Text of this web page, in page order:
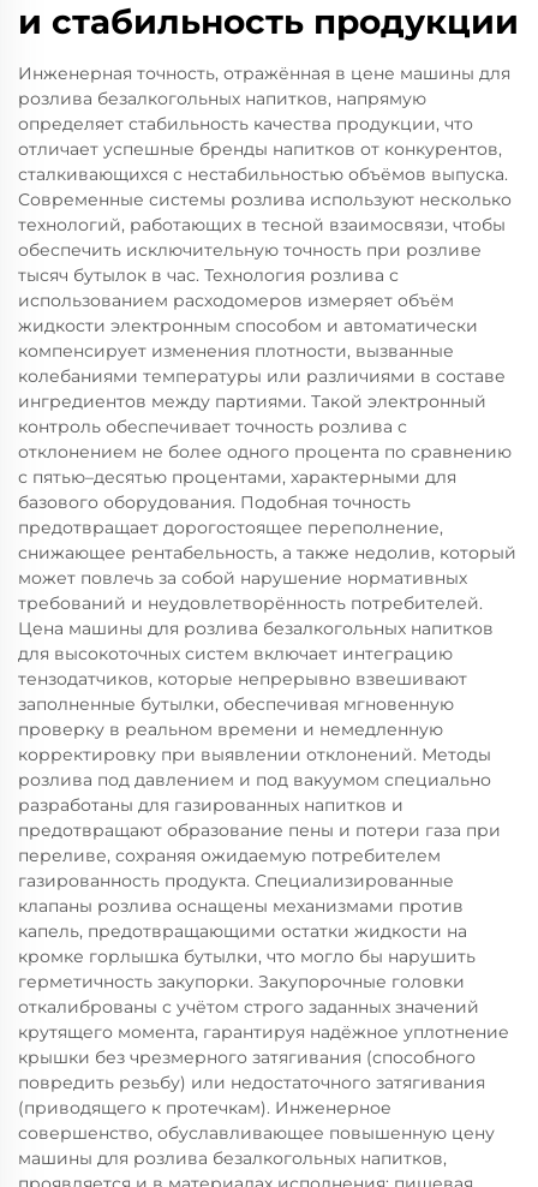
и стабильность продукции
Инженерная точность, отражённая в цене машины для
розлива безалкогольных напитков, напрямую
определяет стабильность качества продукции, что
отличает успешные бренды напитков от конкурентов,
сталкивающихся с нестабильностью объёмов выпуска.
Современные системы розлива используют несколько
технологий, работающих в тесной взаимосвязи, чтобы
обеспечить исключительную точность при розливе
тысяч бутылок в час. Технология розлива с
использованием расходомеров измеряет объём
жидкости электронным способом и автоматически
компенсирует изменения плотности, вызванные
колебаниями температуры или различиями в составе
ингредиентов между партиями. Такой электронный
контроль обеспечивает точность розлива с
отклонением не более одного процента по сравнению
с пятью–десятью процентами, характерными для
базового оборудования. Подобная точность
предотвращает дорогостоящее переполнение,
снижающее рентабельность, а также недолив, который
может повлечь за собой нарушение нормативных
требований и неудовлетворённость потребителей.
Цена машины для розлива безалкогольных напитков
для высокоточных систем включает интеграцию
тензодатчиков, которые непрерывно взвешивают
заполненные бутылки, обеспечивая мгновенную
проверку в реальном времени и немедленную
корректировку при выявлении отклонений. Методы
розлива под давлением и под вакуумом специально
разработаны для газированных напитков и
предотвращают образование пены и потери газа при
переливе, сохраняя ожидаемую потребителем
газированность продукта. Специализированные
клапаны розлива оснащены механизмами против
капель, предотвращающими остатки жидкости на
кромке горлышка бутылки, что могло бы нарушить
герметичность закупорки. Закупорочные головки
откалиброваны с учётом строго заданных значений
крутящего момента, гарантируя надёжное уплотнение
крышки без чрезмерного затягивания (способного
повредить резьбу) или недостаточного затягивания
(приводящего к протечкам). Инженерное
совершенство, обуславливающее повышенную цену
машины для розлива безалкогольных напитков,